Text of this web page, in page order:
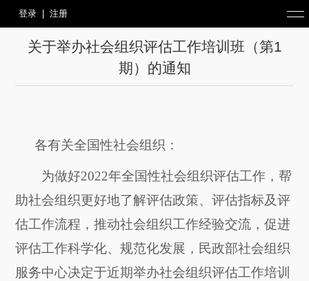
登录| 注册
关于举办社会组织评估工作培训班（第1
期）的通知
各有关全国性社会组织 ：
为做好2022年全国性社会组织评估工作， 帮
助社会组织更好地了解评估政策、评估指标及评
估工作流程，推动社会组织工作经验交流，促进
评估工作科学化、规范化发展， 民政部社会组织
服务中心决定于近期举办社会组织评估工作培训